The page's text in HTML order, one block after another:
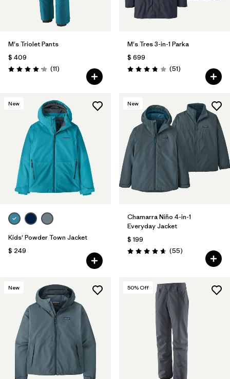
M's Triolet Pants
$ 409
Valoración: 4.2 / 5
(11Comentarios
)
M's Tres 3-in-1 Parka
$ 699
Valoración: 3.8 / 5
(51Comentarios
)
New
Kids' Powder Town Jacket
$ 249
New
Chamarra Niño 4-in-1
Everyday Jacket
$ 199
Valoración: 4.7 / 5
(55Comentarios
)
New 50% Off